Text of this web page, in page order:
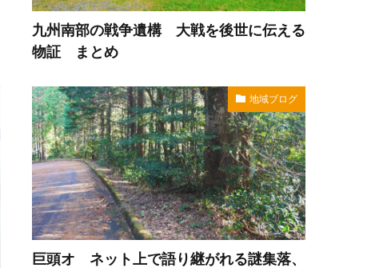
九州南部の戦争遺構 大戦を後世に伝える
物証 まとめ
地域ブログ
巨頭オ ネット上で語り継がれる謎集落、